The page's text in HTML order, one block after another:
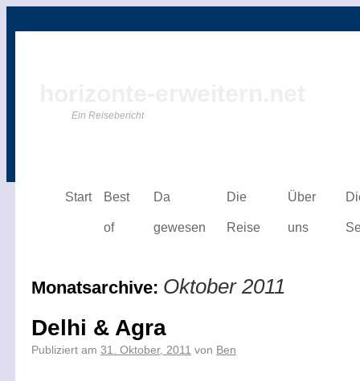
Ein Reisebericht
Start Best
of
Da
gewesen
Die
Reise
Über
uns
Monatsarchive: Oktober 2011
Delhi & Agra
Publiziert am 31. Oktober, 2011 von Ben